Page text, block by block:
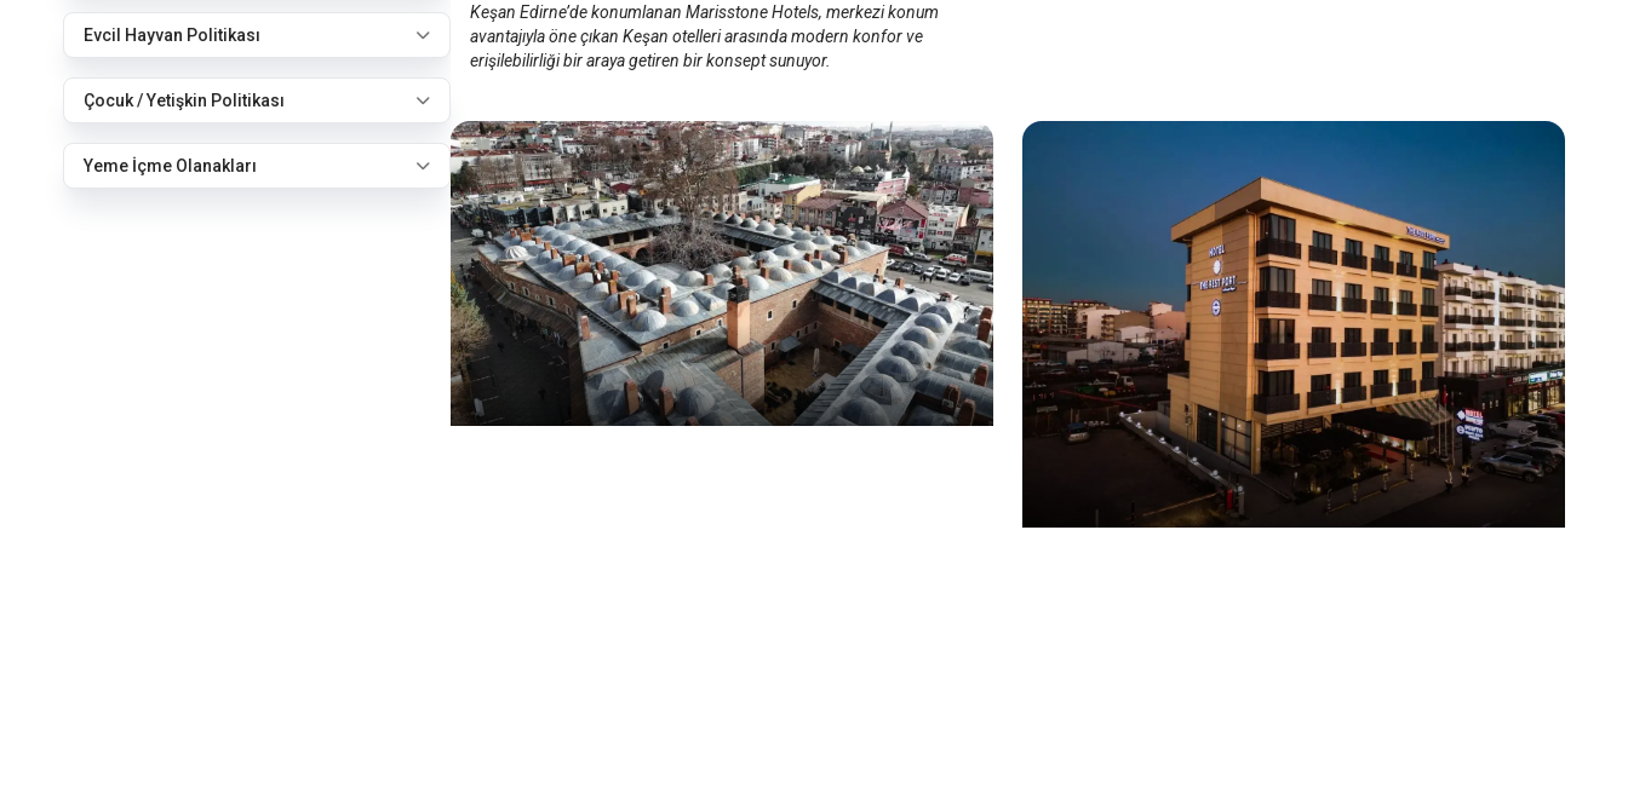
Evcil Hayvan Politikası
Çocuk / Yetişkin Politikası
Yeme İçme Olanakları
Keşan Edirne’de konumlanan Marisstone Hotels, merkezi konum
avantajıyla öne çıkan Keşan otelleri arasında modern konfor ve
erişilebilirliği bir araya getiren bir konsept sunuyor.